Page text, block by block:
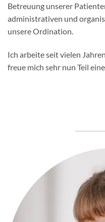
Betreuung unserer
administrativen und
unsere Ordination.
Ich arbeite seit vielen
freue mich sehr nun Teil